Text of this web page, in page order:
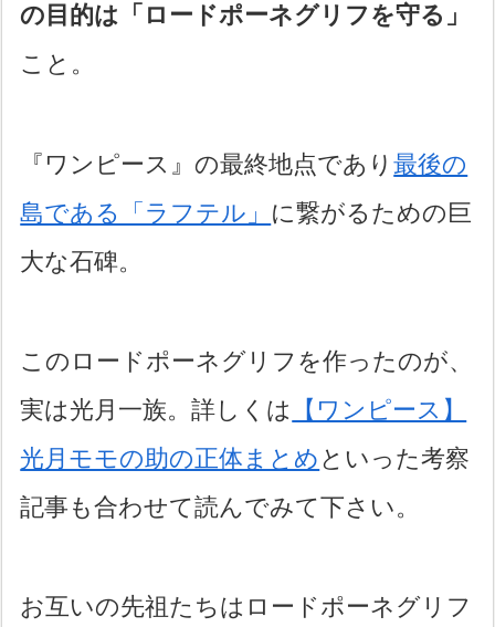
の目的は「ロードポーネグリフを守る」
こと。
『ワンピース』の最終地点であり最後の
島である「ラフテル」 に繋がるための巨
大な石碑。
このロードポーネグリフを作ったのが、
実は光月一族。詳しくは
【ワンピース】
光月モモの助の正体まとめ といった考察
記事も合わせて読んでみて下さい。
お互いの先祖たちはロードポーネグリフ